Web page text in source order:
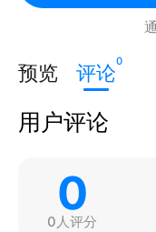
预览 评论0
用户评论
0
0人评分